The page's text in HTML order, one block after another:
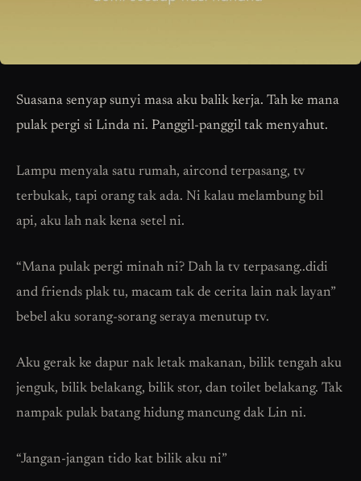
Suasana senyap sunyi masa aku balik kerja. Tah ke mana
pulak pergi si Linda ni. Panggil-panggil tak menyahut.
Lampu menyala satu rumah, aircond terpasang, tv
terbukak, tapi orang tak ada. Ni kalau melambung bil
api, aku lah nak kena setel ni.
“Mana pulak pergi minah ni? Dah la tv terpasang..didi
and friends plak tu, macam tak de cerita lain nak layan”
bebel aku sorang-sorang seraya menutup tv.
Aku gerak ke dapur nak letak makanan, bilik tengah aku
jenguk, bilik belakang, bilik stor, dan toilet belakang. Tak
nampak pulak batang hidung mancung dak Lin ni.
“Jangan-jangan tido kat bilik aku ni”